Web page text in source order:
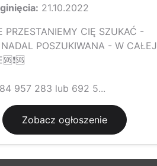
21.10.2022
PRZESTANIEMY CIĘ SZUKAĆ -
POSZUKIWANA - W CAŁEJ
957 283 lub 692 5...
Zobacz ogłoszenie